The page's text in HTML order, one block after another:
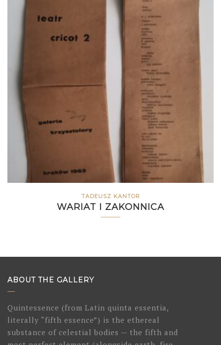
TADEUSZ KANTOR
WARIAT I ZAKONNICA
ABOUT THE GALLERY
Quintessence (from Latin quinta essentia,
literally “fifth essence”) is the ethereal
substance of celestial bodies — the fifth and